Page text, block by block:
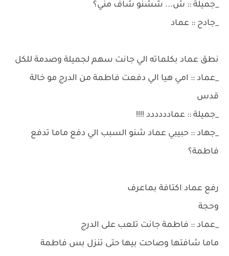
_جميلة :: ش... ششنو شاف مني؟
_جادح :: عماد
نطق عماد بكلماته الي جانت سهم لجميلة وصدمة للكل
_عماد :: امي هيا الي دفعت فاطمة من الدرج مو خالة
قدس
_جميلة :: عمادددددد !!!!
_جهاد :: حبيبي عماد شنو السبب الي دفع ماما تدفع
فاطمة؟
رفع عماد اكتافة بماعرف
وحجة
_عماد :: فاطمة جانت تلعب على الدرج
ماما شافتها وصاحت بيها حتى تنزل بس فاطمة